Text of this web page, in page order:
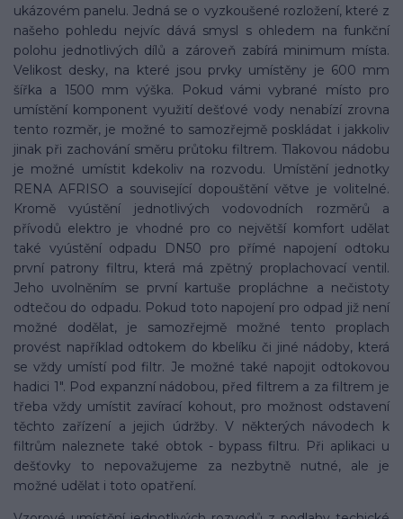
ukázovém panelu. Jedná se o vyzkoušené rozložení, které z
našeho pohledu nejvíc dává smysl s ohledem na funkční
polohu jednotlivých dílů a zároveň zabírá minimum místa.
Velikost desky, na které jsou prvky umístěny je 600 mm
šířka a 1500 mm výška. Pokud vámi vybrané místo pro
umístění komponent využití dešťové vody nenabízí zrovna
tento rozměr, je možné to samozřejmě poskládat i jakkoliv
jinak při zachování směru průtoku filtrem. Tlakovou nádobu
je možné umístit kdekoliv na rozvodu. Umístění jednotky
RENA AFRISO a související dopouštění větve je volitelné.
Kromě vyústění jednotlivých vodovodních rozměrů a
přívodů elektro je vhodné pro co největší komfort udělat
také vyústění odpadu DN50 pro přímé napojení odtoku
první patrony filtru, která má zpětný proplachovací ventil.
Jeho uvolněním se první kartuše propláchne a nečistoty
odtečou do odpadu. Pokud toto napojení pro odpad již není
možné dodělat, je samozřejmě možné tento proplach
provést například odtokem do kbelíku či jiné nádoby, která
se vždy umístí pod filtr. Je možné také napojit odtokovou
hadici 1". Pod expanzní nádobou, před filtrem a za filtrem je
třeba vždy umístit zavírací kohout, pro možnost odstavení
těchto zařízení a jejich údržby. V některých návodech k
filtrům naleznete také obtok - bypass filtru. Při aplikaci u
dešťovky to nepovažujeme za nezbytně nutné, ale je
možné udělat i toto opatření.